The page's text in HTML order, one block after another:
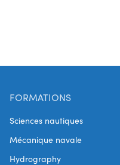
FORMATIONS
Sciences nautiques
Mécanique navale
Hydrography